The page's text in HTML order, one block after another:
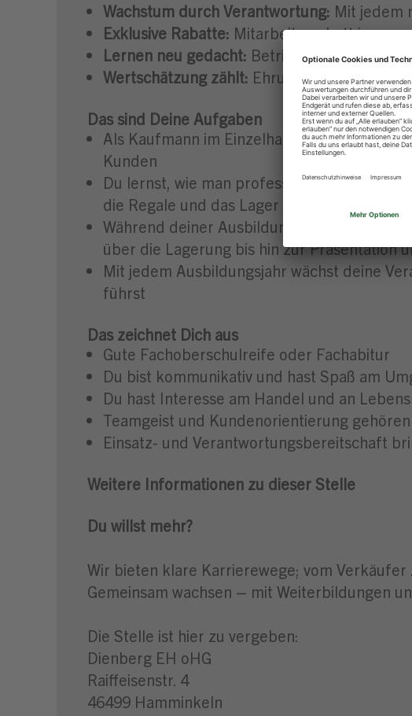
Wachstum durch Verantwortung: Mit jedem
Exklusive Rabatte: Mitarbeiterrabatt in
Lernen neu gedacht: Betriebsunterricht in
Wertschätzung zählt: Ehrung der besten
Das sind Deine Aufgaben
Als Kaufmann im Einzelhandel bist du das
Kunden
Du lernst, wie man professionelle
die Regale und das Lager immer gut gefüllt
Während deiner Ausbildung wirst du mit
über die Lagerung bis hin zur Präsentation
Mit jedem Ausbildungsjahr wächst deine
führst
Das zeichnet Dich aus
Gute Fachoberschulreife oder Fachabitur
Du bist kommunikativ und hast Spaß am
Du hast Interesse am Handel und an
Teamgeist und Kundenorientierung
Einsatz- und Verantwortungsbereitschaft
Weitere Informationen zu dieser Stelle
Du willst mehr?
Wir bieten klare Karrierewege; vom
Gemeinsam wachsen – mit Weiterbildungen
Die Stelle ist hier zu vergeben:
Dienberg EH oHG
Raiffeisenstr. 4
46499 Hamminkeln